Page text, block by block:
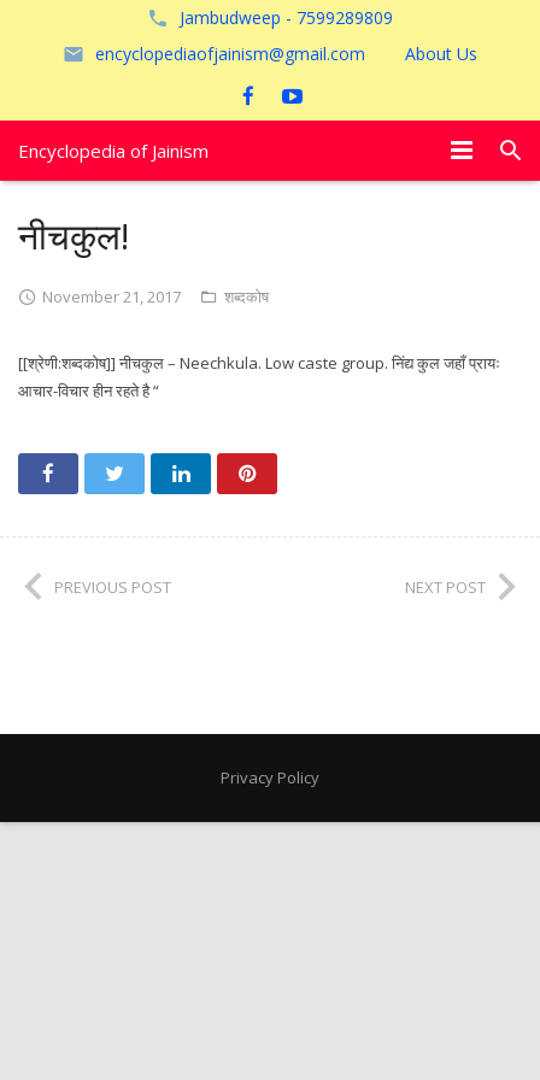
Jambudweep - 7599289809
encyclopediaofjainism@gmail.com
About Us
Encyclopedia of Jainism
अयोध्या
नीचकुल!
November 21, 2017 शब्दकोष
[[श्रेणी:शब्दकोष]] नीचकुल – Neechkula. Low caste group. निंद्य कुल जहाँ प्रायः
आचार-विचार हीन रहते है “
PREVIOUS POST NEXT POST
Privacy Policy